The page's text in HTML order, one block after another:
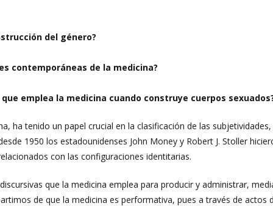
del género?
contemporáneas de la medicina?
emplea la medicina cuando construye cuerpos
ha tenido un papel crucial en la clasificación de las
1950 los estadounidenses John Money y Robert J. Stoller
con las configuraciones identitarias.
que la medicina emplea para producir y administrar,
de que la medicina es performativa, pues a través de actos